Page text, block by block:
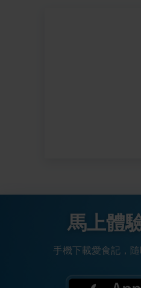
馬上體
手機下載愛食記，隨